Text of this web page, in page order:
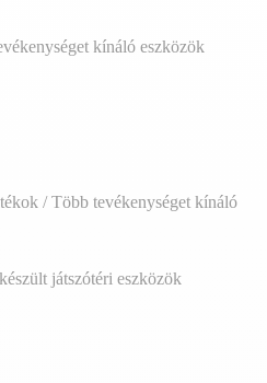
kínáló eszközök
/ Több tevékenységet kínáló
játszótéri eszközök